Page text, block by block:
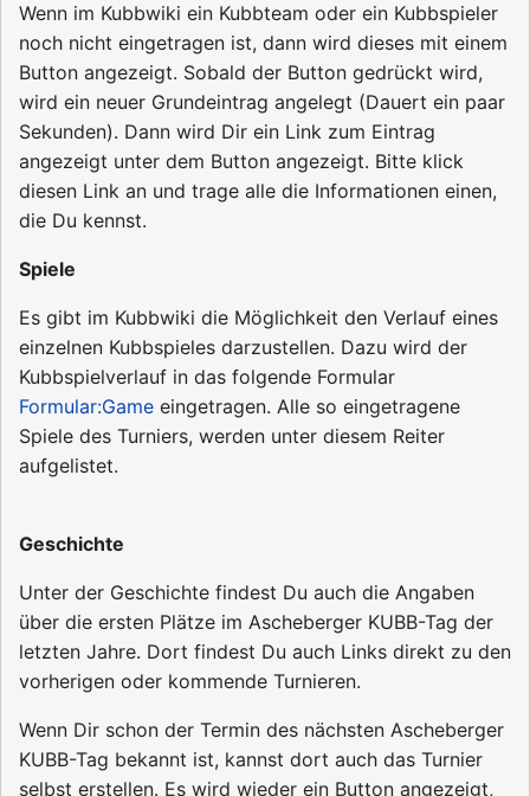
Wenn im Kubbwiki ein Kubbteam oder ein Kubbspieler
noch nicht eingetragen ist, dann wird dieses mit einem
Button angezeigt. Sobald der Button gedrückt wird,
wird ein neuer Grundeintrag angelegt (Dauert ein paar
Sekunden). Dann wird Dir ein Link zum Eintrag
angezeigt unter dem Button angezeigt. Bitte klick
diesen Link an und trage alle die Informationen einen,
die Du kennst.
Spiele
Es gibt im Kubbwiki die Möglichkeit den Verlauf eines
einzelnen Kubbspieles darzustellen. Dazu wird der
Kubbspielverlauf in das folgende Formular
Formular:Game eingetragen. Alle so eingetragene
Spiele des Turniers, werden unter diesem Reiter
aufgelistet.
Geschichte
Unter der Geschichte findest Du auch die Angaben
über die ersten Plätze im Ascheberger KUBB-Tag der
letzten Jahre. Dort findest Du auch Links direkt zu den
vorherigen oder kommende Turnieren.
Wenn Dir schon der Termin des nächsten Ascheberger
KUBB-Tag bekannt ist, kannst dort auch das Turnier
selbst erstellen. Es wird wieder ein Button angezeigt,